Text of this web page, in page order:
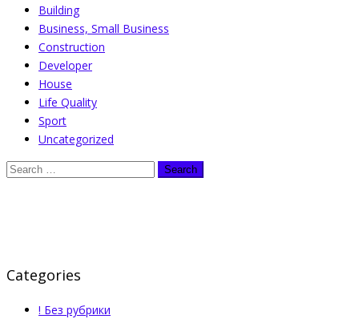
Building
Business, Small Business
Construction
Developer
House
Life Quality
Sport
Uncategorized
Categories
! Без рубрики